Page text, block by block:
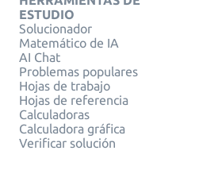
ESTUDIO
Solucionador
Matemático de IA
AI Chat
Problemas populares
Hojas de trabajo
Hojas de referencia
Calculadoras
Calculadora gráfica
Verificar solución